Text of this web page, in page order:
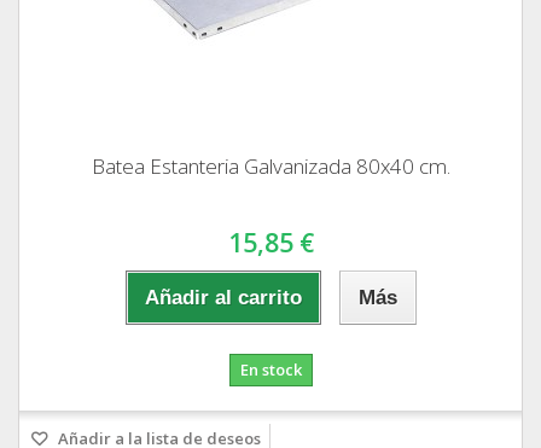
Batea Estanteria Galvanizada 80x40 cm.
15,85 €
Añadir al carrito Más
En stock
Añadir a la lista de deseos